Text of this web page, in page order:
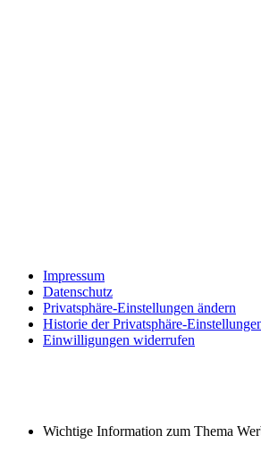
Impressum
Datenschutz
Privatsphäre-Einstellungen ändern
Historie der Privatsphäre-
Einwilligungen widerrufen
Wichtige Information zum Thema